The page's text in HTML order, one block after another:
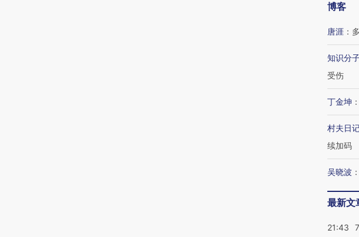
博客
唐涯 ：
知识分
受伤
丁金坤 ：
村夫日
续加码
吴晓波 ：
最新文
21:43